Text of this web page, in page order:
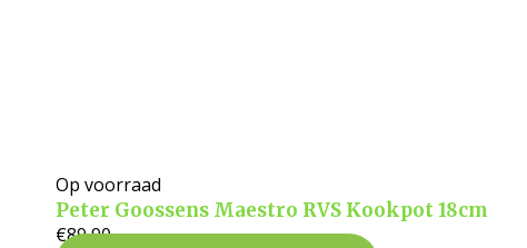
Op voorraad
Peter Goossens Maestro RVS Kookpot 18cm
€89,90